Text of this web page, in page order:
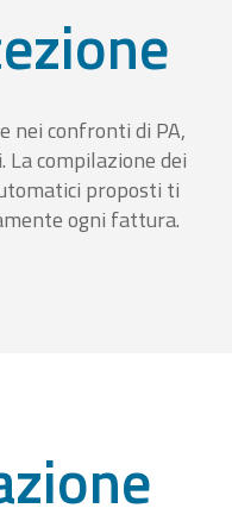
nei confronti di PA,
compilazione dei
proposti ti
ogni fattura.